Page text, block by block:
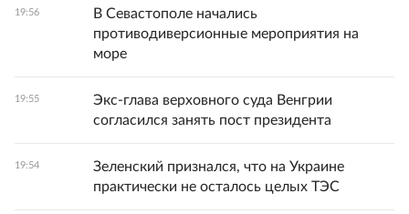
19:56
В Севастополе начались
противодиверсионные мероприятия на
море
19:55
Экс-глава верховного суда Венгрии
согласился занять пост президента
19:54
Зеленский признался, что на Украине
практически не осталось целых ТЭС